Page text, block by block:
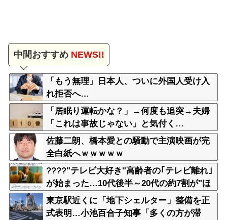
中間おすすめNEWS!!
「もう無理」日本人、ついに外国人受け入
れ拒否へ…
「居眠り運転かな？」→何度も追突→夫婦
「これは事故じゃない」と気付く…
佐藤二朗、橋本愛との騒動で主演映画が完
全白紙へｗｗｗｗｗ
????"テレビ大好き"高齢者の｢テレビ離れ｣
が始まった…10代後半～20代の約7割が"ほ
ぼ見ない"
東京駅近くに「地下シェルター」整備を正
式表明…小池百合子知事「多くの方が滞